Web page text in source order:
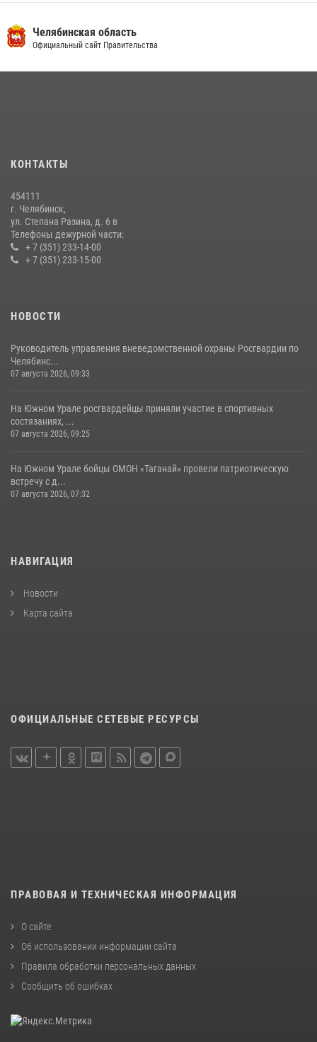
13 июля 2026, 03:02 5
14 июля 2026, 05:15
Челябинская область
Официальный сайт Правительства
КОНТАКТЫ
454111
г. Челябинск,
ул. Степана Разина, д. 6 в
Телефоны дежурной части:
+ 7 (351) 233-14-00
+ 7 (351) 233-15-00
НОВОСТИ
Руководитель управления вневедомственной охраны Росгвардии по
Челябинс...
07 августа 2026, 09:33
На Южном Урале росгвардейцы приняли участие в спортивных
состязаниях, ...
07 августа 2026, 09:25
На Южном Урале бойцы ОМОН «Таганай» провели патриотическую
встречу с д...
07 августа 2026, 07:32
НАВИГАЦИЯ
Новости
Карта сайта
ОФИЦИАЛЬНЫЕ СЕТЕВЫЕ РЕСУРСЫ
ПРАВОВАЯ И ТЕХНИЧЕСКАЯ ИНФОРМАЦИЯ
О сайте
Об использовании информации сайта
Правила обработки персональных данных
Сообщить об ошибках